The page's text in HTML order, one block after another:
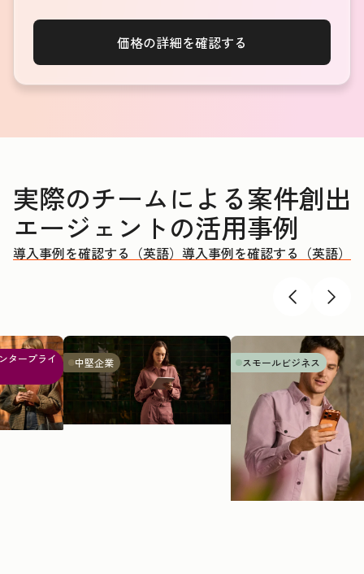
価格の詳細を確認する
実際のチームによる案件創出
エージェントの活用事例
導入事例を確認する（英語） 導入事例を確認する（英語）
タープライ 中堅企業 スモールビジネス